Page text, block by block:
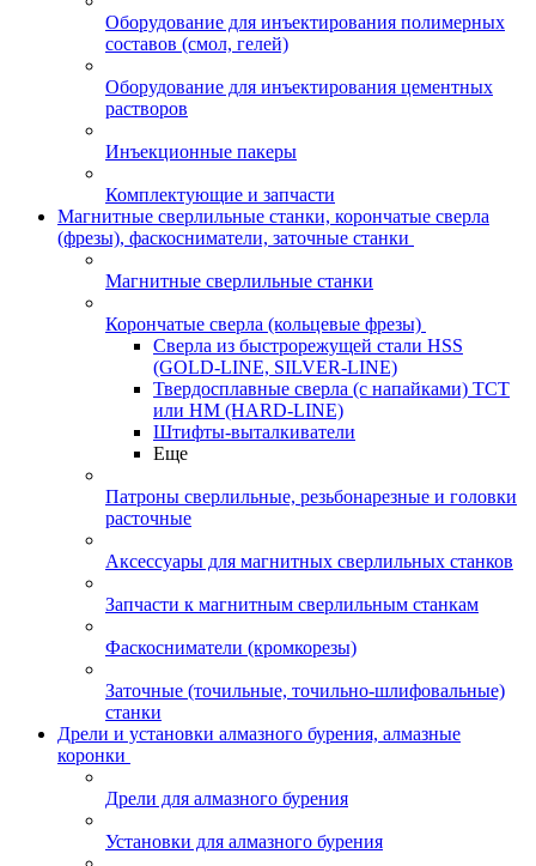
Оборудование для инъектирования полимерных
составов (смол, гелей)
Оборудование для инъектирования цементных
растворов
Инъекционные пакеры
Комплектующие и запчасти
Магнитные сверлильные станки, корончатые сверла
(фрезы), фаскосниматели, заточные станки
Магнитные сверлильные станки
Корончатые сверла (кольцевые фрезы)
Сверла из быстрорежущей стали HSS
(GOLD-LINE, SILVER-LINE)
Твердосплавные сверла (с напайками) ТСТ
или HM (HARD-LINE)
Штифты-выталкиватели
Еще
Патроны сверлильные, резьбонарезные и головки
расточные
Аксессуары для магнитных сверлильных станков
Запчасти к магнитным сверлильным станкам
Фаскосниматели (кромкорезы)
Заточные (точильные, точильно-шлифовальные)
станки
Дрели и установки алмазного бурения, алмазные
коронки
Дрели для алмазного бурения
Установки для алмазного бурения